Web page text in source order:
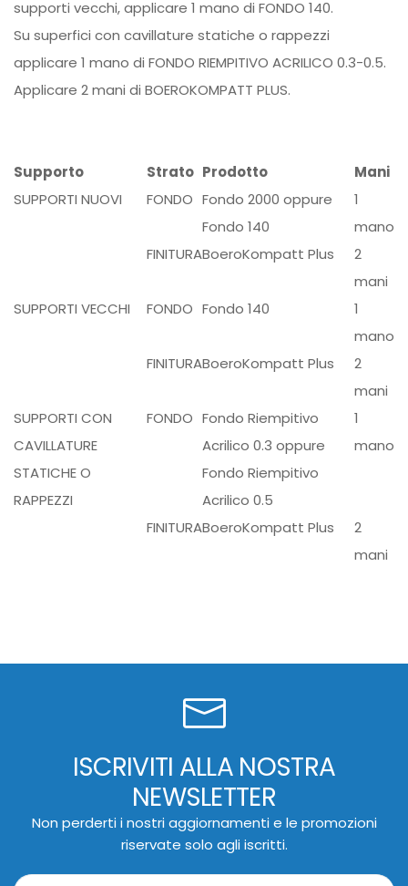
supporti vecchi, applicare 1 mano di FONDO 140.
Su superfici con cavillature statiche o rappezzi
applicare 1 mano di FONDO RIEMPITIVO ACRILICO 0.3-0.5.
Applicare 2 mani di BOEROKOMPATT PLUS.
Supporto Strato Prodotto
Mani
SUPPORTI NUOVI
FONDO Fondo 2000 oppure
Fondo 140
1
mano
FINITURABoeroKompatt Plus
2
mani
SUPPORTI VECCHI
FONDO Fondo 140
1
mano
FINITURABoeroKompatt Plus
2
mani
SUPPORTI CON
CAVILLATURE
STATICHE O
RAPPEZZI
FONDO Fondo Riempitivo
Acrilico 0.3 oppure
Fondo Riempitivo
Acrilico 0.5
1
mano
FINITURABoeroKompatt Plus
2
mani
ISCRIVITI ALLA NOSTRA
NEWSLETTER
Non perderti i nostri aggiornamenti e le promozioni
riservate solo agli iscritti.